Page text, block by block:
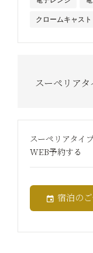
クロームキャスト
スーペリア
スーペリアタイ
WEB予約する
宿泊の